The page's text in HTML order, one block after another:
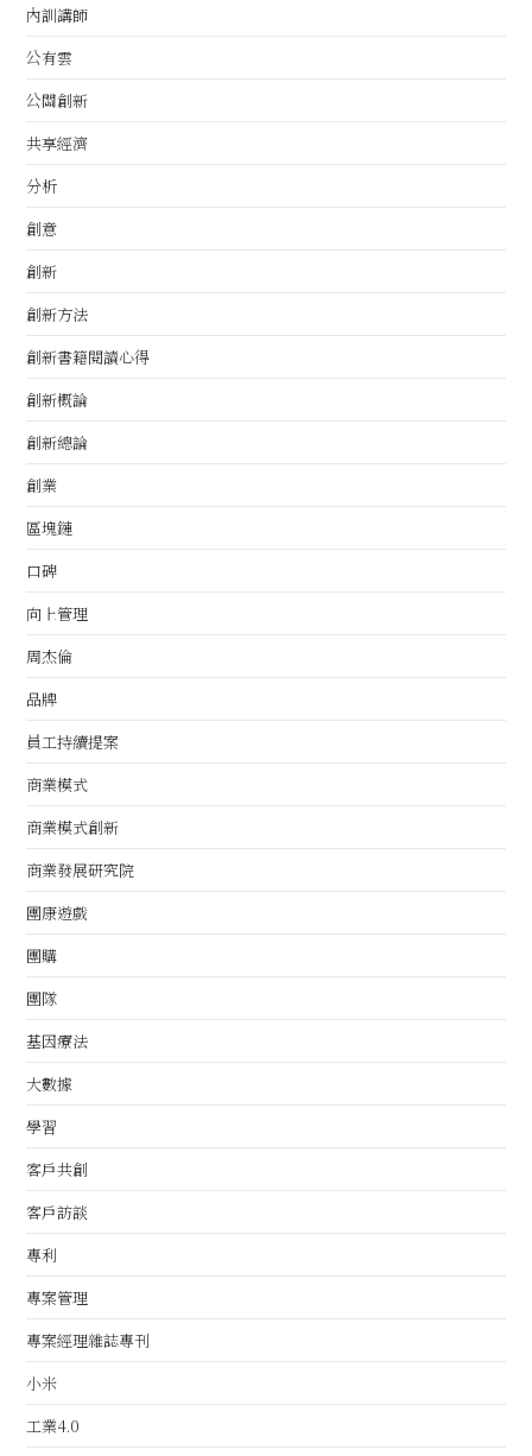
內訓講師
公有雲
公關創新
共享經濟
分析
創意
創新
創新方法
創新書籍閱讀心得
創新概論
創新總論
創業
區塊鏈
口碑
向上管理
周杰倫
品牌
員工持續提案
商業模式
商業模式創新
商業發展研究院
團康遊戲
團購
團隊
基因療法
大數據
學習
客戶共創
客戶訪談
專利
專案管理
專案經理雜誌專刊
小米
工業4.0